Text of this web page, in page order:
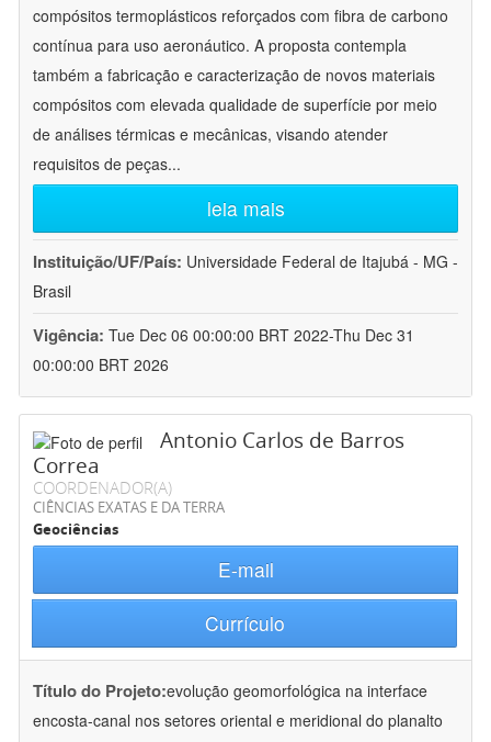
compósitos termoplásticos reforçados com fibra de carbono
contínua para uso aeronáutico. A proposta contempla
também a fabricação e caracterização de novos materiais
compósitos com elevada qualidade de superfície por meio
de análises térmicas e mecânicas, visando atender
requisitos de peças...
leia mais
Instituição/UF/País: Universidade Federal de Itajubá - MG -
Brasil
Vigência: Tue Dec 06 00:00:00 BRT 2022-Thu Dec 31
00:00:00 BRT 2026
Antonio Carlos de Barros
Correa
COORDENADOR(A)
CIÊNCIAS EXATAS E DA TERRA
Geociências
E-mail
Currículo
Título do Projeto:evolução geomorfológica na interface
encosta-canal nos setores oriental e meridional do planalto